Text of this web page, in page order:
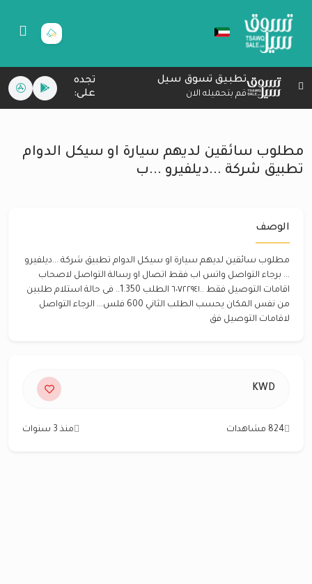
تطبيق تسوق سيل
قم بتحميله الان
تجده
على:
مطلوب سائقين لديهم سيارة او سيكل الدوام
تطبيق شركة ...ديلفيرو ...ب
الوصف
مطلوب سائقين لديهم سيارة او سيكل الدوام تطبيق شركة ...ديلفيرو
... برجاء التواصل واتس اب فقط اتصال او رسالة التواصل لاصحاب
اقامات التوصيل فقط ..٦٠٧٢٢٩٤١ الطلب 1.350.. فى حالة استلام طلبين
من نفس المكان يحسب الطلب الثاني 600 فلس... الرجاء التواصل
لاقامات التوصيل فق
KWD
824 مشاهدات منذ 3 سنوات